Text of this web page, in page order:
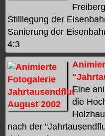
Stilllegung der
Sanierung der
4:3
Eine
die
nach der